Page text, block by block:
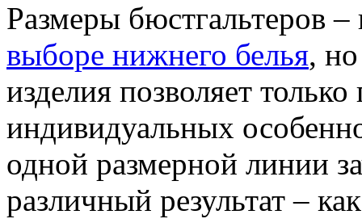
Размеры бюстгальтеров
выборе нижнего белья,
изделия позволяет
индивидуальных
одной размерной линии
различный результат –